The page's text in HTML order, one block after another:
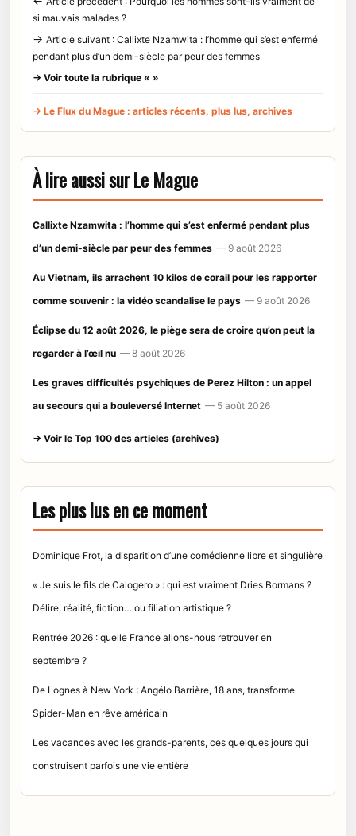
si mauvais malades ?
→ Article suivant : Callixte Nzamwita : l’homme qui s’est enfermé
pendant plus d’un demi-siècle par peur des femmes
→ Voir toute la rubrique « »
→ Le Flux du Mague : articles récents, plus lus, archives
À lire aussi sur Le Mague
Callixte Nzamwita : l’homme qui s’est enfermé pendant plus
d’un demi-siècle par peur des femmes — 9 août 2026
Au Vietnam, ils arrachent 10 kilos de corail pour les rapporter
comme souvenir : la vidéo scandalise le pays — 9 août 2026
Éclipse du 12 août 2026, le piège sera de croire qu’on peut la
regarder à l’œil nu — 8 août 2026
Les graves difficultés psychiques de Perez Hilton : un appel
au secours qui a bouleversé Internet — 5 août 2026
→ Voir le Top 100 des articles (archives)
Les plus lus en ce moment
Dominique Frot, la disparition d’une comédienne libre et singulière
« Je suis le fils de Calogero » : qui est vraiment Dries Bormans ?
Délire, réalité, fiction… ou filiation artistique ?
Rentrée 2026 : quelle France allons-nous retrouver en
septembre ?
De Lognes à New York : Angélo Barrière, 18 ans, transforme
Spider-Man en rêve américain
Les vacances avec les grands-parents, ces quelques jours qui
construisent parfois une vie entière